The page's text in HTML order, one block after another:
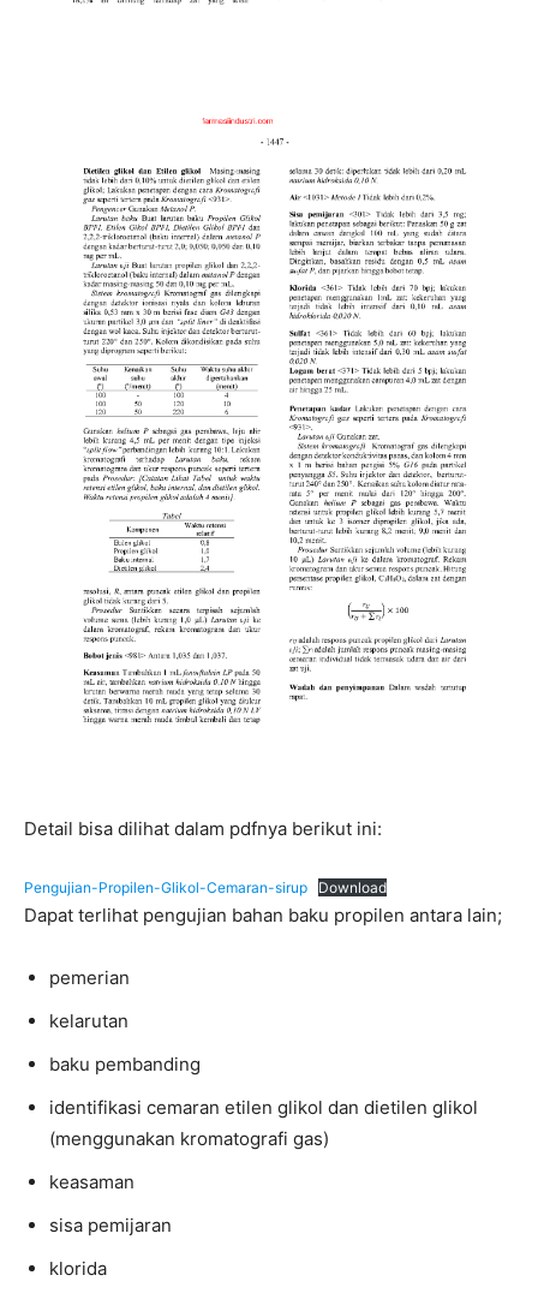
Detail bisa dilihat dalam pdfnya berikut ini:
Pengujian-Propilen-Glikol-Cemaran-sirup Download
Dapat terlihat pengujian bahan baku propilen antara lain;
pemerian
kelarutan
baku pembanding
identifikasi cemaran etilen glikol dan dietilen glikol
(menggunakan kromatografi gas)
keasaman
sisa pemijaran
klorida